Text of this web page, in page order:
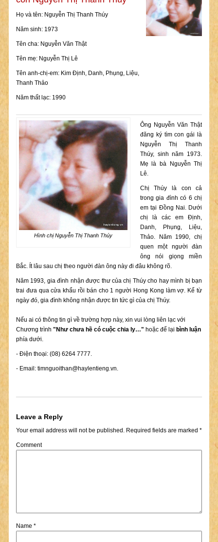
Họ và tên: Nguyễn Thị Thanh Thúy
Năm sinh: 1973
Tên cha: Nguyễn Văn Thật
Tên mẹ: Nguyễn Thị Lê
Tên anh-chị-em: Kim Định, Danh, Phụng, Liệu,
Thanh Thảo
Năm thất lạc: 1990
Hình chị Nguyễn Thị Thanh Thúy
Ông Nguyễn Văn Thật
đăng ký tìm con gái là
Nguyễn Thị Thanh
Thúy, sinh năm 1973.
Mẹ là bà Nguyễn Thị
Lê.
Chị Thúy là con cả
trong gia đình có 6 chị
em tại Đồng Nai. Dưới
chị là các em Định,
Danh, Phụng, Liệu,
Thảo. Năm 1990, chị
quen một người đàn
ông nói giọng miền
Bắc. Ít lâu sau chị theo người đàn ông này đi đâu không rõ.
Năm 1993, gia đình nhận được thư của chị Thúy cho hay mình bị bạn
trai đưa qua cửa khẩu rồi bán cho 1 người Hong Kong làm vợ. Kể từ
ngày đó, gia đình không nhận được tin tức gì của chị Thúy.
Nếu ai có thông tin gì về trường hợp này, xin vui lòng liên lạc với
Chương trình "Như chưa hề có cuộc chia ly…" hoặc để lại bình luận
phía dưới.
- Điện thoại: (08) 6264 7777.
- Email: timnguoithan@haylentieng.vn.
Leave a Reply
Your email address will not be published.Required fields are marked *
Comment
Name *